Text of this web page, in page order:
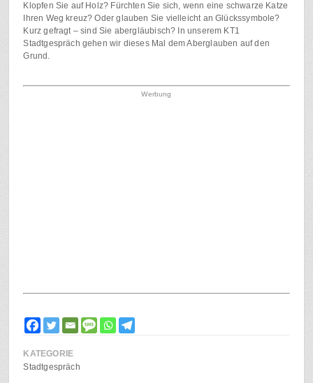
Klopfen Sie auf Holz? Fürchten Sie sich, wenn eine schwarze Katze
Ihren Weg kreuz? Oder glauben Sie vielleicht an Glückssymbole?
Kurz gefragt – sind Sie abergläubisch? In unserem KT1
Stadtgespräch gehen wir dieses Mal dem Aberglauben auf den
Grund.
Werbung
KATEGORIE
Stadtgespräch